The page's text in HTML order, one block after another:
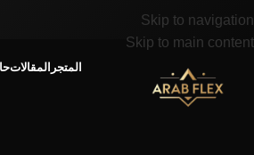
Skip to navigation
Skip to main content
المتجر المقالات